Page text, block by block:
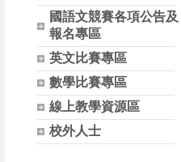
國語文競賽各項公告及
報名專區
英文比賽專區
數學比賽專區
線上教學資源區
校外人士